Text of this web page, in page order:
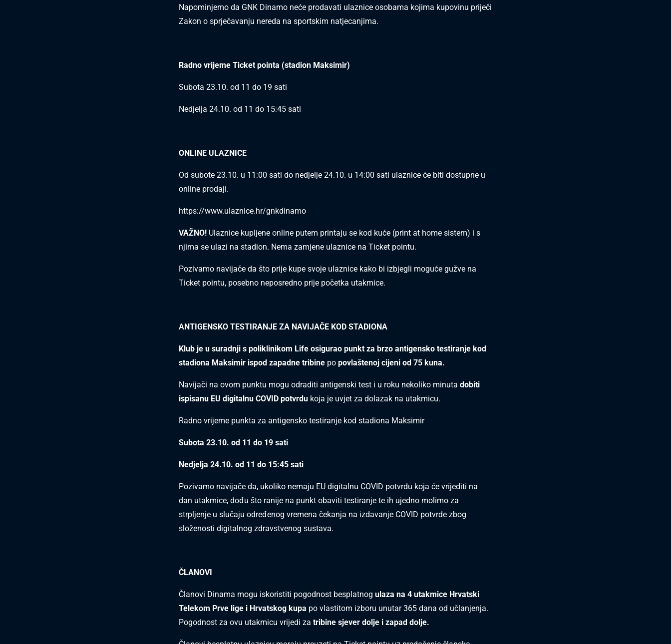
Napominjemo da GNK Dinamo neće prodavati ulaznice osobama kojima kupovinu priječi
Zakon o sprječavanju nereda na sportskim natjecanjima.
Radno vrijeme Ticket pointa (stadion Maksimir)
Subota 23.10. od 11 do 19 sati
Nedjelja 24.10. od 11 do 15:45 sati
ONLINE ULAZNICE
Od subote 23.10. u 11:00 sati do nedjelje 24.10. u 14:00 sati ulaznice će biti dostupne u
online prodaji.
https://www.ulaznice.hr/gnkdinamo
VAŽNO! Ulaznice kupljene online putem printaju se kod kuće (print at home sistem) i s
njima se ulazi na stadion. Nema zamjene ulaznice na Ticket pointu.
Pozivamo navijače da što prije kupe svoje ulaznice kako bi izbjegli moguće gužve na
Ticket pointu, posebno neposredno prije početka utakmice.
ANTIGENSKO TESTIRANJE ZA NAVIJAČE KOD STADIONA
Klub je u suradnji s poliklinikom Life osigurao punkt za brzo antigensko testiranje kod
stadiona Maksimir ispod zapadne tribine po povlaštenoj cijeni od 75 kuna.
Navijači na ovom punktu mogu odraditi antigenski test i u roku nekoliko minuta dobiti
ispisanu EU digitalnu COVID potvrdu koja je uvjet za dolazak na utakmicu.
Radno vrijeme punkta za antigensko testiranje kod stadiona Maksimir
Subota 23.10. od 11 do 19 sati
Nedjelja 24.10. od 11 do 15:45 sati
Pozivamo navijače da, ukoliko nemaju EU digitalnu COVID potvrdu koja će vrijediti na
dan utakmice, dođu što ranije na punkt obaviti testiranje te ih ujedno molimo za
strpljenje u slučaju određenog vremena čekanja na izdavanje COVID potvrde zbog
složenosti digitalnog zdravstvenog sustava.
ČLANOVI
Članovi Dinama mogu iskoristiti pogodnost besplatnog ulaza na 4 utakmice Hrvatski
Telekom Prve lige i Hrvatskog kupa po vlastitom izboru unutar 365 dana od učlanjenja.
Pogodnost za ovu utakmicu vrijedi za tribine sjever dolje i zapad dolje.